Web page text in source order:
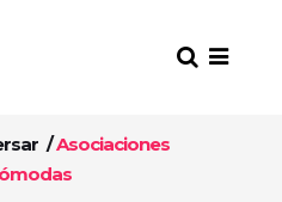
/Asociaciones